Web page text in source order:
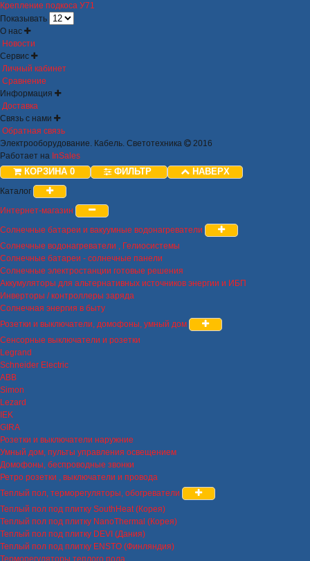
Крепление подкоса У71
Показывать
О нас
Новости
Сервис
Личный кабинет
Сравнение
Информация
Доставка
Связь с нами
Обратная связь
Электрооборудование. Кабель. Светотехника
2016
Работает на InSales
КОРЗИНА 0 ФИЛЬТР НАВЕРХ
Каталог
Интернет-магазин
Солнечные батареи и вакуумные водонагреватели
Солнечные водонагреватели , Гелиосистемы
Солнечные батареи - солнечные панели
Солнечные электростанции готовые решения
Аккумуляторы для альтернативных источников энергии и ИБП
Инверторы / контроллеры заряда
Солнечная энергия в быту
Розетки и выключатели, домофоны, умный дом
Сенсорные выключатели и розетки
Legrand
Schneider Electric
ABB
Simon
Lezard
IEK
GIRA
Розетки и выключатели наружние
Умный дом, пульты управления освещением
Домофоны, беспроводные звонки
Ретро розетки , выключатели и провода
Теплый пол, терморегуляторы, обогреватели
Теплый пол под плитку SouthHeat (Корея)
Теплый пол под плитку NanoThermal (Корея)
Теплый пол под плитку DEVI (Дания)
Теплый пол под плитку ENSTO (Финляндия)